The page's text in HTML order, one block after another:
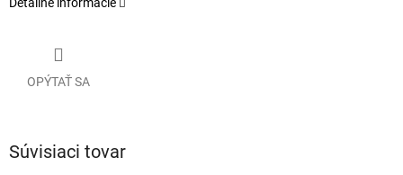
OPÝTAŤ SA
Súvisiaci tovar